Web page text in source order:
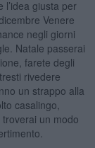
giusta per
Venere
negli giorni
Natale passerai
farete degli
rivedere
un strappo alla
casalingo,
un modo